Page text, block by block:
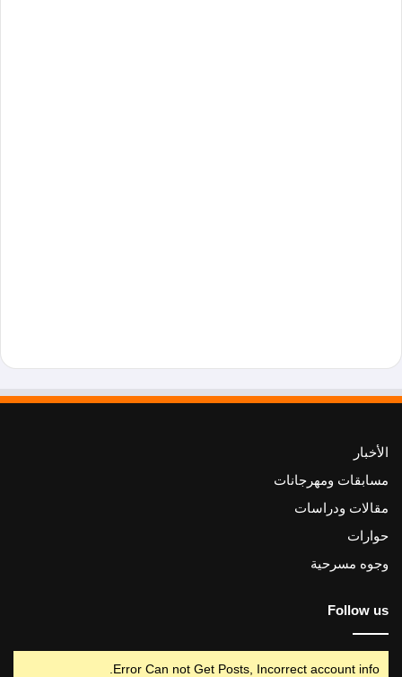
الأخبار
مسابقات ومهرجانات
مقالات ودراسات
حوارات
وجوه مسرحية
Follow us
Error Can not Get Posts, Incorrect account info.